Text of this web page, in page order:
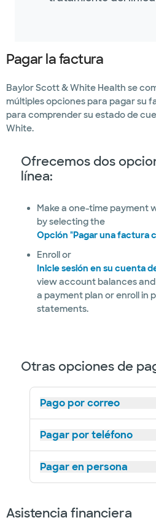
Pagar la factura
Baylor Scott & White Health se
múltiples opciones para pagar su
para comprender su estado de
White.
Ofrecemos dos
línea:
Make a one-time payment
by selecting the
Opción "Pagar una factura
Enroll or
Inicie sesión en su cuenta
view account balances
a payment plan or enroll in
statements.
Otras opciones de
Pago por correo
Pagar por teléfono
Pagar en persona
Asistencia financiera